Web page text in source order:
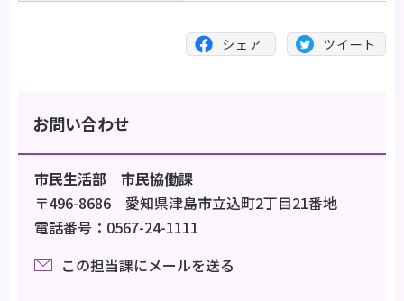
お問い合わせ
市民生活部 市民協働課
〒496-8686 愛知県津島市立込町2丁目21番地
電話番号：0567-24-1111
この担当課にメールを送る